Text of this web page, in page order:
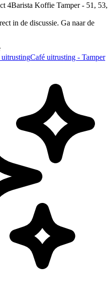
4Barista Koffie Tamper - 51, 53,
in de discussie. Ga naar de
uitrustingCafé uitrusting - Tamper